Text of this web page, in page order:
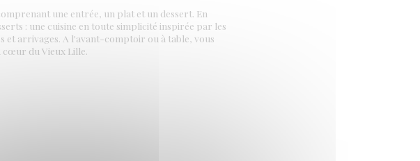
une entrée, un plat et un dessert. En
: une cuisine en toute simplicité inspirée par les
et arrivages. A l'avant-comptoir ou à table, vous
cœur du Vieux Lille.